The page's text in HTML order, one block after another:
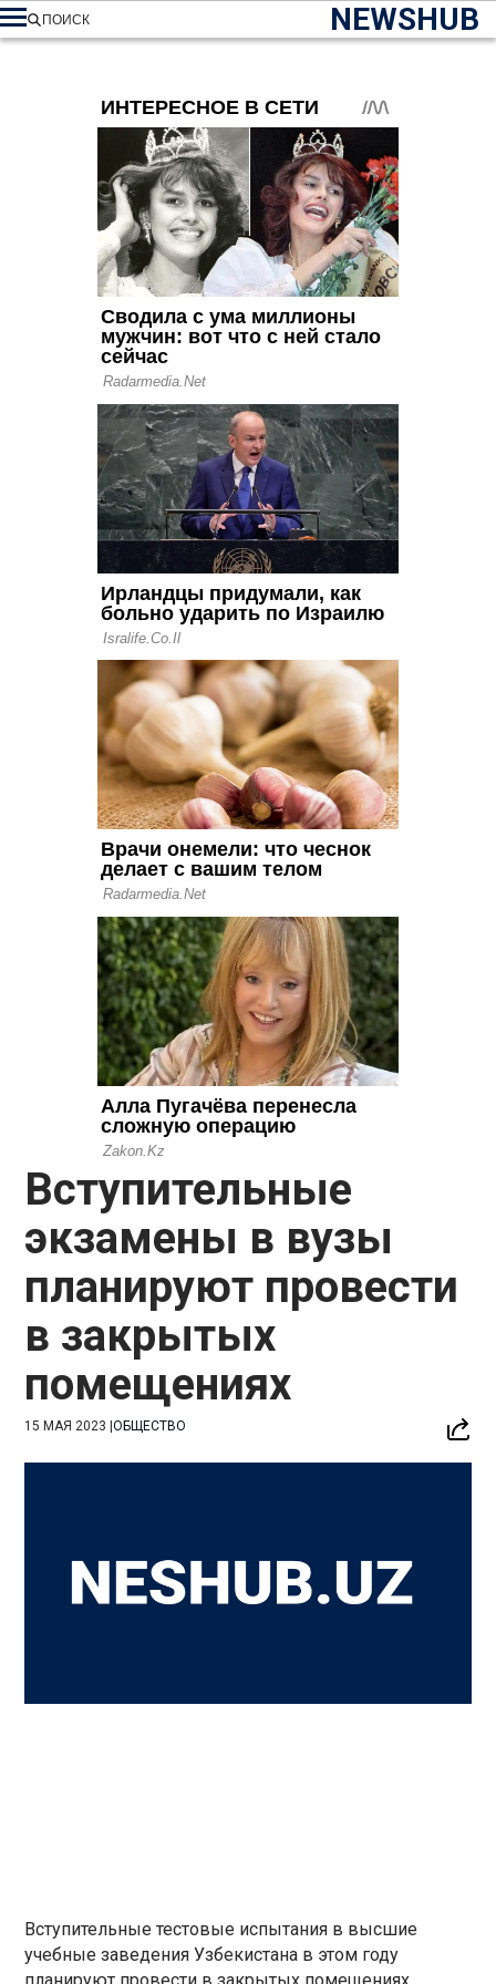
NEWSHUB
ПОИСК
Вступительные
экзамены в вузы
планируют провести
в закрытых
помещениях
15 МАЯ 2023 |ОБЩЕСТВО
Вступительные тестовые испытания в высшие
учебные заведения Узбекистана в этом году